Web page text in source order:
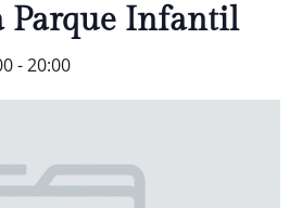
Parque Infantil
-20:00